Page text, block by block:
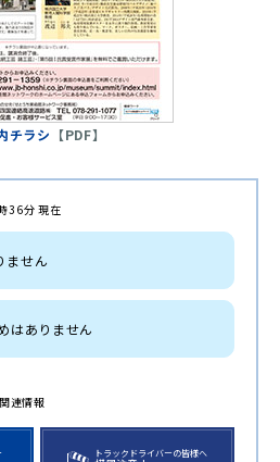
チラシ 【PDF】
36分 現在
ません
はありません
連情報
トラックドライバーの皆様へ